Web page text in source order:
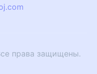
права защищены.